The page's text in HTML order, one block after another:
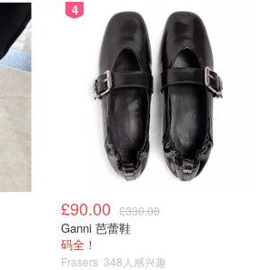
4
£90.00 £330.00
Ganni 芭蕾鞋
码全！
Frasers 348人感兴趣